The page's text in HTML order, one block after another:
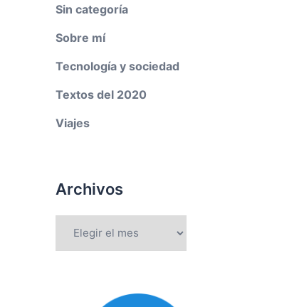
Sin categoría
Sobre mí
Tecnología y sociedad
Textos del 2020
Viajes
Archivos